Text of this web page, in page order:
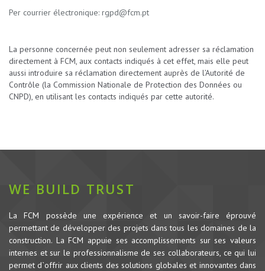
Per courrier électronique: rgpd@fcm.pt
La personne concernée peut non seulement adresser sa réclamation
directement à FCM, aux contacts indiqués à cet effet, mais elle peut
aussi introduire sa réclamation directement auprès de l’Autorité de
Contrôle (la Commission Nationale de Protection des Données ou
CNPD), en utilisant les contacts indiqués par cette autorité.
WE BUILD TRUST
La FCM possède une expérience et un savoir-faire éprouvé
permettant de développer des projets dans tous les domaines de la
construction. La FCM appuie ses accomplissements sur ses valeurs
internes et sur le professionnalisme de ses collaborateurs, ce qui lui
permet d`offrir aux clients des solutions globales et innovantes dans